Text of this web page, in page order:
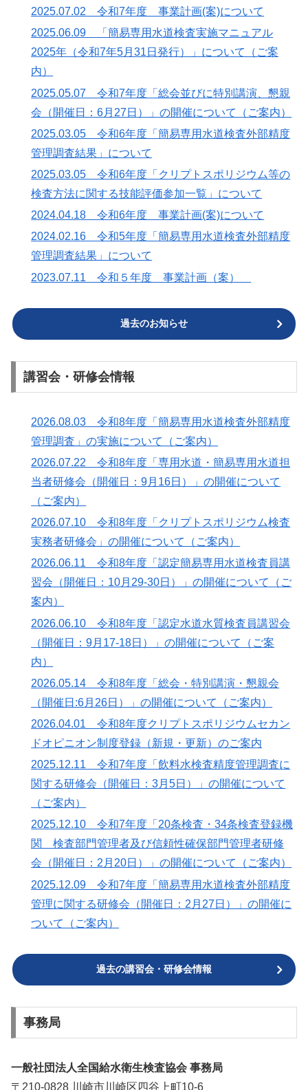
2025.07.02 令和7年度 事業計画(案)について
2025.06.09 「簡易専用水道検査実施マニュアル
2025年（令和7年5月31日発行）」について（ご案
内）
2025.05.07 令和7年度「総会並びに特別講演、懇親
会（開催日：6月27日）」の開催について（ご案内）
2025.03.05 令和6年度「簡易専用水道検査外部精度
管理調査結果」について
2025.03.05 令和6年度「クリプトスポリジウム等の
検査方法に関する技能評価参加一覧」について
2024.04.18 令和6年度 事業計画(案)について
2024.02.16 令和5年度「簡易専用水道検査外部精度
管理調査結果」について
2023.07.11 令和５年度 事業計画（案）
過去のお知らせ
講習会・研修会情報
2026.08.03 令和8年度「簡易専用水道検査外部精度
管理調査」の実施について（ご案内）
2026.07.22 令和8年度「専用水道・簡易専用水道担
当者研修会（開催日：9月16日）」の開催について
（ご案内）
2026.07.10 令和8年度「クリプトスポリジウム検査
実務者研修会」の開催について（ご案内）
2026.06.11 令和8年度「認定簡易専用水道検査員講
習会（開催日：10月29-30日）」の開催について（ご
案内）
2026.06.10 令和8年度「認定水道水質検査員講習会
（開催日：9月17-18日）」の開催について（ご案
内）
2026.05.14 令和8年度「総会・特別講演・懇親会
（開催日:6月26日）」の開催について（ご案内）
2026.04.01 令和8年度クリプトスポリジウムセカン
ドオピニオン制度登録（新規・更新）のご案内
2025.12.11 令和7年度「飲料水検査精度管理調査に
関する研修会（開催日：3月5日）」の開催について
（ご案内）
2025.12.10 令和7年度「20条検査・34条検査登録機
関 検査部門管理者及び信頼性確保部門管理者研修
会（開催日：2月20日）」の開催について（ご案内）
2025.12.09 令和7年度「簡易専用水道検査外部精度
管理に関する研修会（開催日：2月27日）」の開催に
ついて（ご案内）
過去の講習会・研修会情報
事務局
一般社団法人全国給水衛生検査協会 事務局
〒210-0828 川崎市川崎区四谷上町10-6